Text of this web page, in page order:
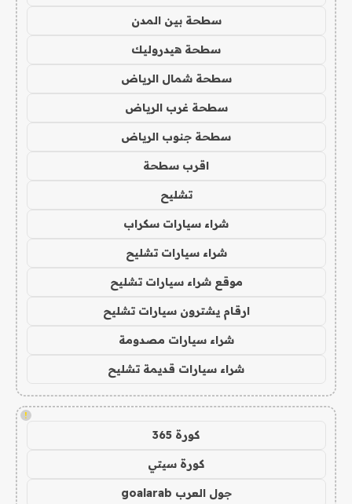
سطحة بين المدن
سطحة هيدروليك
سطحة شمال الرياض
سطحة غرب الرياض
سطحة جنوب الرياض
اقرب سطحة
تشليح
شراء سيارات سكراب
شراء سيارات تشليح
موقع شراء سيارات تشليح
ارقام يشترون سيارات تشليح
شراء سيارات مصدومة
شراء سيارات قديمة تشليح
!
كورة 365
كورة سيتي
جول العرب goalarab